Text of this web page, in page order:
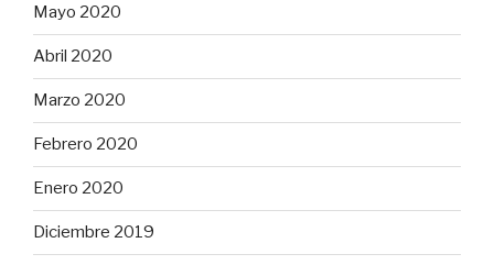
Mayo 2020
Abril 2020
Marzo 2020
Febrero 2020
Enero 2020
Diciembre 2019